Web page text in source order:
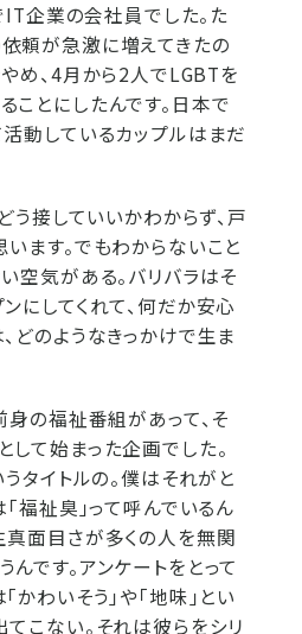
企業の会社員でした。た
頼が急激に増えてきたの
め、4月から2人でLGBTを
ことにしたんです。日本で
動しているカップルはまだ
う接していいかわからず、戸
ます。でもわからないこと
空気がある。バリバラはそ
にしてくれて、何だか安心
どのようなきっかけで生ま
身の福祉番組があって、そ
て始まった企画でした。
うタイトルの。僕はそれがと
「福祉臭」って呼んでいるん
真面目さが多くの人を無関
です。アンケートをとって
かわいそう」や「地味」とい
こない。それは彼らをシリ